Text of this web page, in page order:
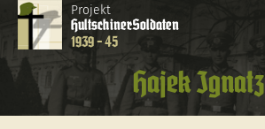
Projekt
HultschinerSoldaten
1939 - 45
Hajek Ignatz